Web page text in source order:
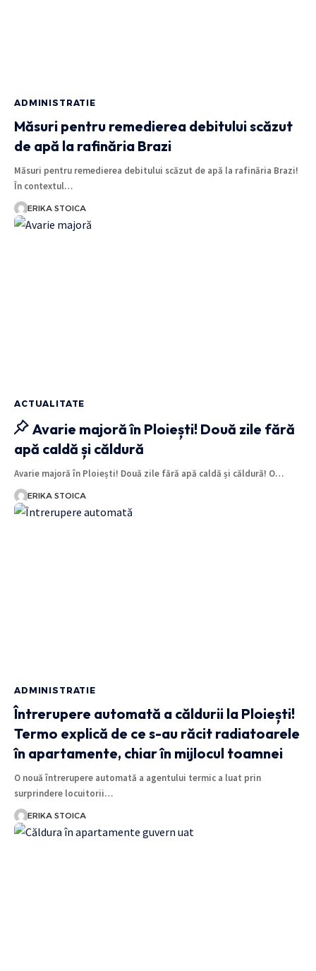
ADMINISTRATIE
Măsuri pentru remedierea debitului scăzut
de apă la rafinăria Brazi
Măsuri pentru remedierea debitului scăzut de apă la rafinăria Brazi!
În contextul…
ERIKA STOICA
ACTUALITATE
Avarie majoră în Ploiești! Două zile fără
apă caldă și căldură
Avarie majoră în Ploiești! Două zile fără apă caldă și căldură! O…
ERIKA STOICA
ADMINISTRATIE
Întrerupere automată a căldurii la Ploiești!
Termo explică de ce s-au răcit radiatoarele
în apartamente, chiar în mijlocul toamnei
O nouă întrerupere automată a agentului termic a luat prin
surprindere locuitorii…
ERIKA STOICA